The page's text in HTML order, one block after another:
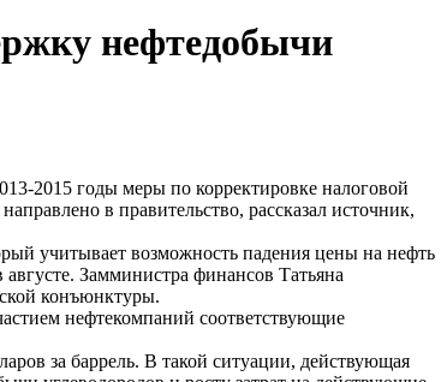
нефтедобычи
2015 годы меры по корректировке налоговой
в правительство, рассказал источник,
учитывает возможность падения цены на нефть
Замминистра финансов Татьяна
конъюнктуры.
нефтекомпаний соответствующие
за баррель. В такой ситуации, действующая